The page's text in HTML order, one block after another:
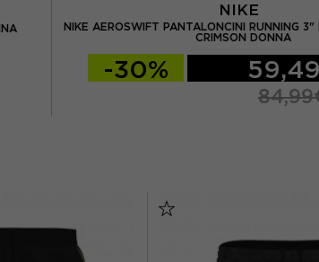
NIKE
NIKE AEROSWIFT PANTALONCINI RUNNING 3"
CRIMSON DONNA
-30%